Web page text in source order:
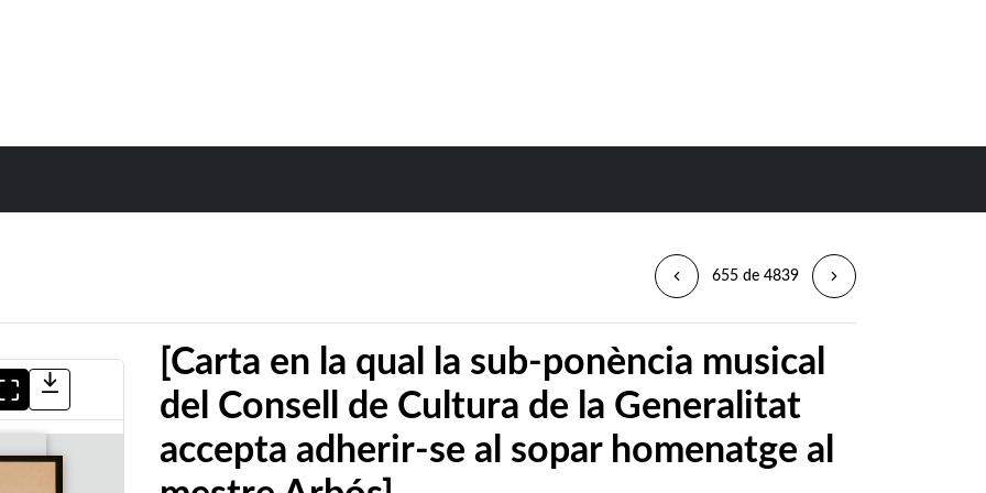
655 de 4839
[Carta en la qual la sub-ponència musical
del Consell de Cultura de la Generalitat
accepta adherir-se al sopar homenatge al